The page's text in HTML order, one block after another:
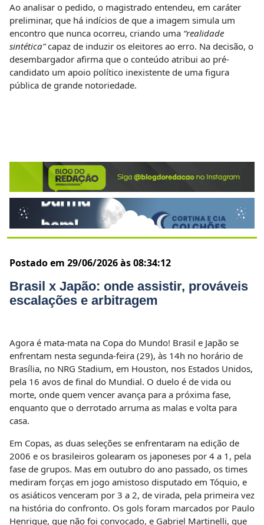
Ao analisar o pedido, o magistrado entendeu, em caráter
preliminar, que há indícios de que a imagem simula um
encontro que nunca ocorreu, criando uma “realidade
sintética”capaz de induzir os eleitores ao erro. Na decisão, o
desembargador afirma que o conteúdo atribui ao pré-
candidato um apoio político inexistente de uma figura
pública de grande notoriedade.
Postado em 29/06/2026 às 08:34:12
Brasil x Japão: onde assistir, prováveis
escalações e arbitragem
Agora é mata-mata na Copa do Mundo! Brasil e Japão se
enfrentam nesta segunda-feira (29), às 14h no horário de
Brasília, no NRG Stadium, em Houston, nos Estados Unidos,
pela 16 avos de final do Mundial. O duelo é de vida ou
morte, onde quem vencer avança para a próxima fase,
enquanto que o derrotado arruma as malas e volta para
casa.
Em Copas, as duas seleções se enfrentaram na edição de
2006 e os brasileiros golearam os japoneses por 4 a 1, pela
fase de grupos. Mas em outubro do ano passado, os times
mediram forças em jogo amistoso disputado em Tóquio, e
os asiáticos venceram por 3 a 2, de virada, pela primeira vez
na história do confronto. Os gols foram marcados por Paulo
Henrique, que não foi convocado, e Gabriel Martinelli, que